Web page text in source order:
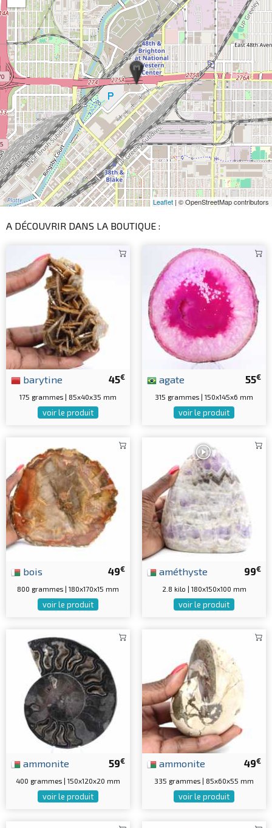
Leaflet| © OpenStreetMap contributors
A DÉCOUVRIR DANS LA BOUTIQUE :
45€
barytine
175 grammes | 85x40x35 mm
voir le produit
55€
agate
315 grammes | 150x145x6 mm
voir le produit
49€
bois
800 grammes | 180x170x15 mm
voir le produit
99€
améthyste
2.8 kilo | 180x150x100 mm
voir le produit
59€
ammonite
400 grammes | 150x120x20 mm
voir le produit
49€
ammonite
335 grammes | 85x60x55 mm
voir le produit